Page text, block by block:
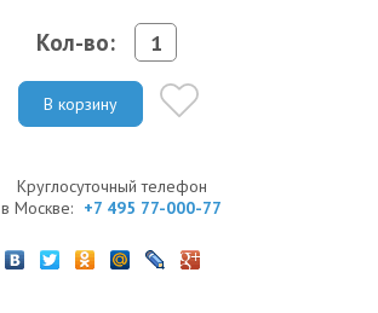
Кол-во:
В корзину
Круглосуточный телефон
в Москве: +7 495 77-000-77